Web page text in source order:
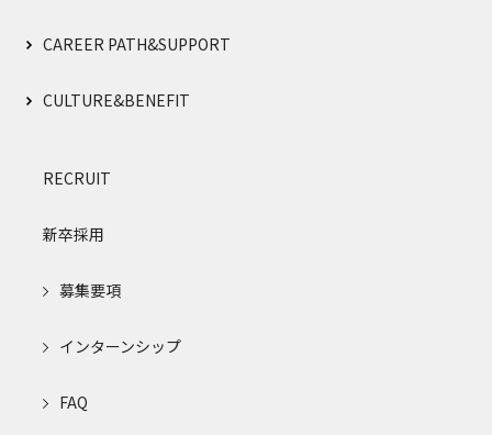
CAREER PATH&SUPPORT
CULTURE&BENEFIT
RECRUIT
新卒採用
募集要項
インターンシップ
FAQ